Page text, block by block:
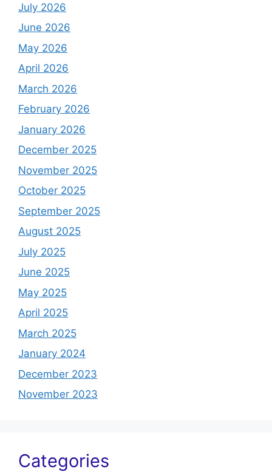
July 2026
June 2026
May 2026
April 2026
March 2026
February 2026
January 2026
December 2025
November 2025
October 2025
September 2025
August 2025
July 2025
June 2025
May 2025
April 2025
March 2025
January 2024
December 2023
November 2023
Categories